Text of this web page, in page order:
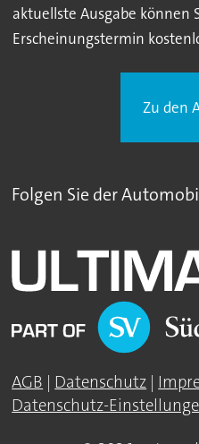
aktuellste Ausgabe können
Erscheinungstermin
Zu den
Folgen Sie der
AGB | Datenschutz |
Datenschutz-